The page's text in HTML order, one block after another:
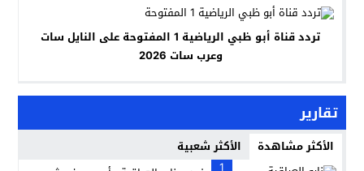
تردد قناة أبو ظبي الرياضية 1 المفتوحة على النايل سات
وعرب سات 2026
تقارير
الأكثر مشاهدة
الأكثر شعبية